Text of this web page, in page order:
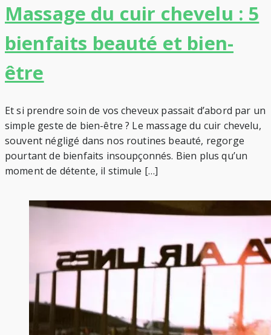
Massage du cuir chevelu : 5
bienfaits beauté et bien-
être
Et si prendre soin de vos cheveux passait d’abord par un
simple geste de bien-être ? Le massage du cuir chevelu,
souvent négligé dans nos routines beauté, regorge
pourtant de bienfaits insoupçonnés. Bien plus qu’un
moment de détente, il stimule […]